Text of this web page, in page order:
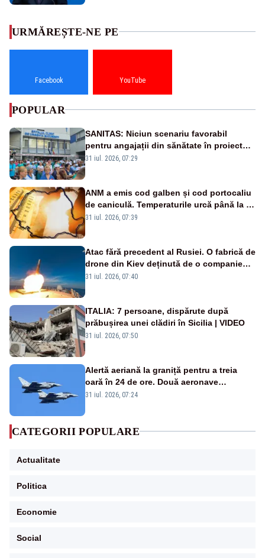
URMĂREȘTE-NE PE
Facebook YouTube
POPULAR
SANITAS: Niciun scenariu favorabil
pentru angajații din sănătate în proiectul
Legii salarizării
31 iul. 2026, 07:29
ANM a emis cod galben și cod portocaliu
de caniculă. Temperaturile urcă până la 38
de grade, iar nopțile devin tropicale
31 iul. 2026, 07:39
Atac fără precedent al Rusiei. O fabrică de
drone din Kiev deținută de o companie
americană, distrusă de o rachetă
31 iul. 2026, 07:40
ITALIA: 7 persoane, dispărute după
prăbușirea unei clădiri în Sicilia | VIDEO
31 iul. 2026, 07:50
Alertă aeriană la graniță pentru a treia
oară în 24 de ore. Două aeronave
Eurofighter britanice au fost ridicate de la
31 iul. 2026, 07:24
CATEGORII POPULARE
Actualitate
Politica
Economie
Social